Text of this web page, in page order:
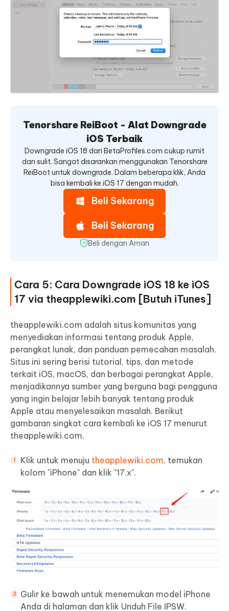
Tenorshare ReiBoot - Alat Downgrade
iOS Terbaik
Downgrade iOS 18 dari BetaProfiles.com cukup rumit
dan sulit. Sangat disarankan menggunakan Tenorshare
ReiBoot untuk downgrade. Dalam beberapa klik, Anda
bisa kembali ke iOS 17 dengan mudah.
Beli Sekarang
Beli Sekarang
Beli dengan Aman
Cara 5: Cara Downgrade iOS 18 ke iOS
17 via theapplewiki.com [Butuh iTunes]
theapplewiki.com adalah situs komunitas yang
menyediakan informasi tentang produk Apple,
perangkat lunak, dan panduan pemecahan masalah.
Situs ini sering berisi tutorial, tips, dan metode
terkait iOS, macOS, dan berbagai perangkat Apple,
menjadikannya sumber yang berguna bagi pengguna
yang ingin belajar lebih banyak tentang produk
Apple atau menyelesaikan masalah. Berikut
gambaran singkat cara kembali ke iOS 17 menurut
theapplewiki.com.
Klik untuk menuju theapplewiki.com, temukan
kolom "iPhone" dan klik "17.x".
Gulir ke bawah untuk menemukan model iPhone
Anda di halaman dan klik Unduh File IPSW.